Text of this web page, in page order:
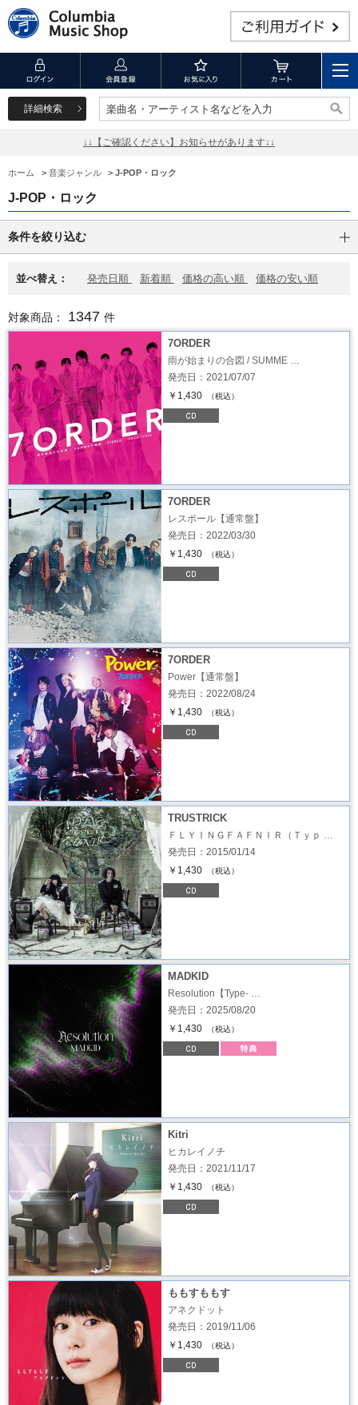
詳細検索 楽曲名・アーティスト名などを入力
楽曲名・アーティスト名などを入力
↓↓【ご確認ください】お知らせがあります↓↓
ホーム > 音楽ジャンル > J-POP・ロック
J-POP・ロック
条件を絞り込む
並べ替え： 発売日順 新着順 価格の高い順 価格の安い順
対象商品： 1347 件
7ORDER
雨が始まりの合図 / SUMME …
発売日：2021/07/07
￥1,430
（税込）
7ORDER
レスポール【通常盤】
発売日：2022/03/30
￥1,430
（税込）
7ORDER
Power【通常盤】
発売日：2022/08/24
￥1,430
（税込）
TRUSTRICK
ＦＬＹＩＮＧＦＡＦＮＩＲ（Ｔｙｐ …
発売日：2015/01/14
￥1,430
（税込）
MADKID
Resolution【Type- …
発売日：2025/08/20
￥1,430
（税込）
Kitri
ヒカレイノチ
発売日：2021/11/17
￥1,430
（税込）
ももすももす
アネクドット
発売日：2019/11/06
￥1,430
（税込）